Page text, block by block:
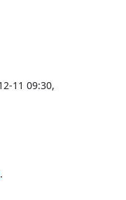
11 09:30,
.